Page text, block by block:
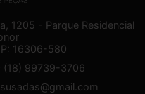
1205 - Parque Residencial
16306-580
(18) 99739-3706